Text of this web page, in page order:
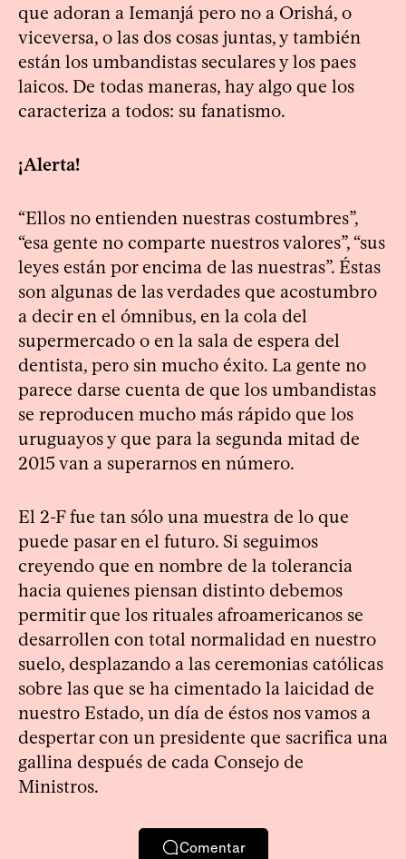
que adoran a Iemanjá pero no a Orishá, o
viceversa, o las dos cosas juntas, y también
están los umbandistas seculares y los paes
laicos. De todas maneras, hay algo que los
caracteriza a todos: su fanatismo.
¡Alerta!
“Ellos no entienden nuestras costumbres”,
“esa gente no comparte nuestros valores”, “sus
leyes están por encima de las nuestras”. Éstas
son algunas de las verdades que acostumbro
a decir en el ómnibus, en la cola del
supermercado o en la sala de espera del
dentista, pero sin mucho éxito. La gente no
parece darse cuenta de que los umbandistas
se reproducen mucho más rápido que los
uruguayos y que para la segunda mitad de
2015 van a superarnos en número.
El 2-F fue tan sólo una muestra de lo que
puede pasar en el futuro. Si seguimos
creyendo que en nombre de la tolerancia
hacia quienes piensan distinto debemos
permitir que los rituales afroamericanos se
desarrollen con total normalidad en nuestro
suelo, desplazando a las ceremonias católicas
sobre las que se ha cimentado la laicidad de
nuestro Estado, un día de éstos nos vamos a
despertar con un presidente que sacrifica una
gallina después de cada Consejo de
Ministros.
Comentar